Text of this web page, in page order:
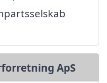
ApS